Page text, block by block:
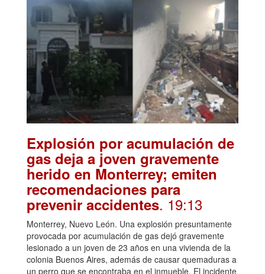
Explosión por acumulación de
gas deja a joven gravemente
herido en Monterrey; emiten
recomendaciones para
prevenir accidentes. 19:13
Monterrey, Nuevo León. Una explosión presuntamente
provocada por acumulación de gas dejó gravemente
lesionado a un joven de 23 años en una vivienda de la
colonia Buenos Aires, además de causar quemaduras a
un perro que se encontraba en el inmueble. El incidente